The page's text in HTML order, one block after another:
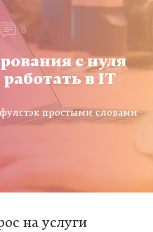
0
с нуля
в IT
простыми словами
на услуги